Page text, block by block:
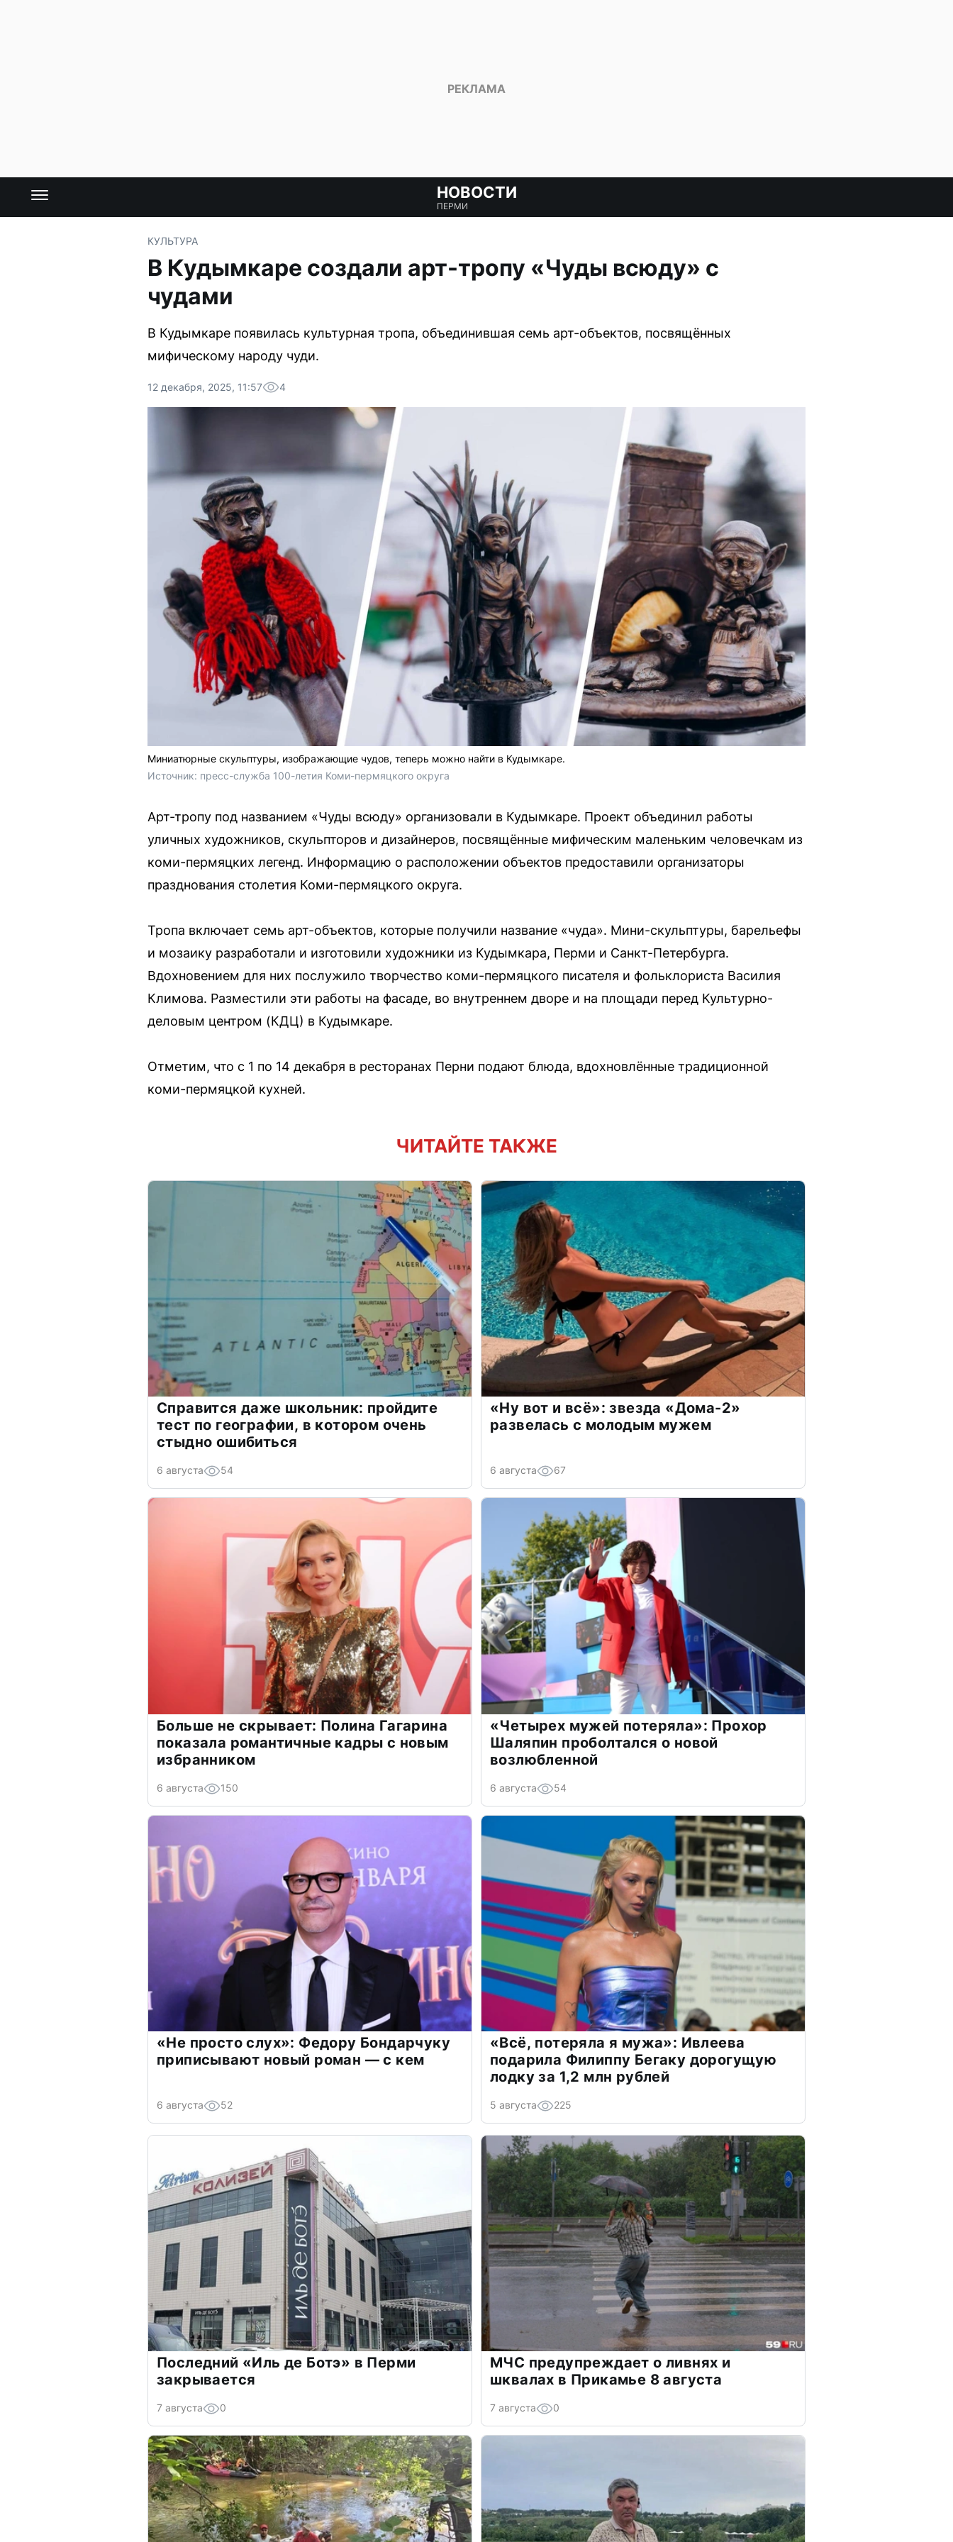
НОВОСТИ
ПЕРМИ
КУЛЬТУРА
В Кудымкаре создали арт-тропу «Чуды всюду» с
чудами
В Кудымкаре появилась культурная тропа, объединившая семь арт-объектов, посвящённых
мифическому народу чуди.
12 декабря, 2025, 11:57 4
Миниатюрные скульптуры, изображающие чудов, теперь можно найти в Кудымкаре.
Источник: пресс-служба 100-летия Коми-пермяцкого округа
Арт-тропу под названием «Чуды всюду» организовали в Кудымкаре. Проект объединил работы
уличных художников, скульпторов и дизайнеров, посвящённые мифическим маленьким человечкам из
коми-пермяцких легенд. Информацию о расположении объектов предоставили организаторы
празднования столетия Коми-пермяцкого округа.
Тропа включает семь арт-объектов, которые получили название «чуда». Мини-скульптуры, барельефы
и мозаику разработали и изготовили художники из Кудымкара, Перми и Санкт-Петербурга.
Вдохновением для них послужило творчество коми-пермяцкого писателя и фольклориста Василия
Климова. Разместили эти работы на фасаде, во внутреннем дворе и на площади перед Культурно-
деловым центром (КДЦ) в Кудымкаре.
Отметим, что с 1 по 14 декабря в ресторанах Перни подают блюда, вдохновлённые традиционной
коми-пермяцкой кухней.
ЧИТАЙТЕ ТАКЖЕ
Справится даже школьник: пройдите
тест по географии, в котором очень
стыдно ошибиться
6 августа 54
«Ну вот и всё»: звезда «Дома-2»
развелась с молодым мужем
6 августа 67
Больше не скрывает: Полина Гагарина
показала романтичные кадры с новым
избранником
6 августа 150
«Четырех мужей потеряла»: Прохор
Шаляпин проболтался о новой
возлюбленной
6 августа 54
«Не просто слух»: Федору Бондарчуку
приписывают новый роман — с кем
6 августа 52
«Всё, потеряла я мужа»: Ивлеева
подарила Филиппу Бегаку дорогущую
лодку за 1,2 млн рублей
5 августа 225
Последний «Иль де Ботэ» в Перми
закрывается
7 августа 0
МЧС предупреждает о ливнях и
шквалах в Прикамье 8 августа
7 августа 0